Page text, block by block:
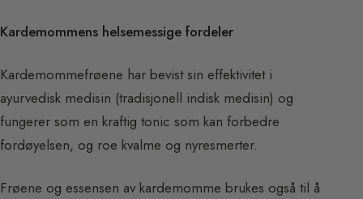
Kardemommens helsemessige fordeler
Kardemommefrøene har bevist sin effektivitet i
ayurvedisk medisin (tradisjonell indisk medisin) og
fungerer som en kraftig tonic som kan forbedre
fordøyelsen, og roe kvalme og nyresmerter.
Frøene og essensen av kardemomme brukes også til å